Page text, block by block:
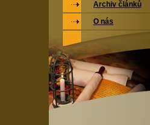
Archiv článků
O nás